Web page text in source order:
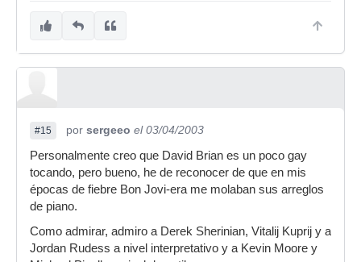
#15 por sergeeo el 03/04/2003
Personalmente creo que David Brian es un poco gay
tocando, pero bueno, he de reconocer de que en mis
épocas de fiebre Bon Jovi-era me molaban sus arreglos
de piano.
Como admirar, admiro a Derek Sherinian, Vitalij Kuprij y a
Jordan Rudess a nivel interpretativo y a Kevin Moore y